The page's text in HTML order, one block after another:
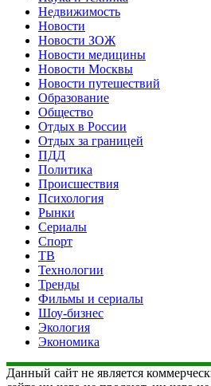
Недвижимость
Новости
Новости ЗОЖ
Новости медицины
Новости Москвы
Новости путешествий
Образование
Общество
Отдых в России
Отдых за границей
ПДД
Политика
Происшествия
Психология
Рынки
Сериалы
Спорт
ТВ
Технологии
Тренды
Фильмы и сериалы
Шоу-бизнес
Экология
Экономика
Данный сайт не является